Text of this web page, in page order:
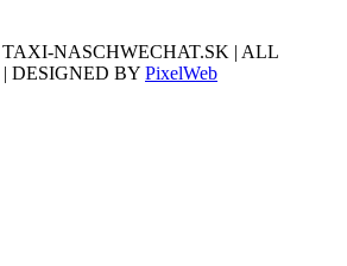
NASCHWECHAT.SK | ALL
DESIGNED BY PixelWeb